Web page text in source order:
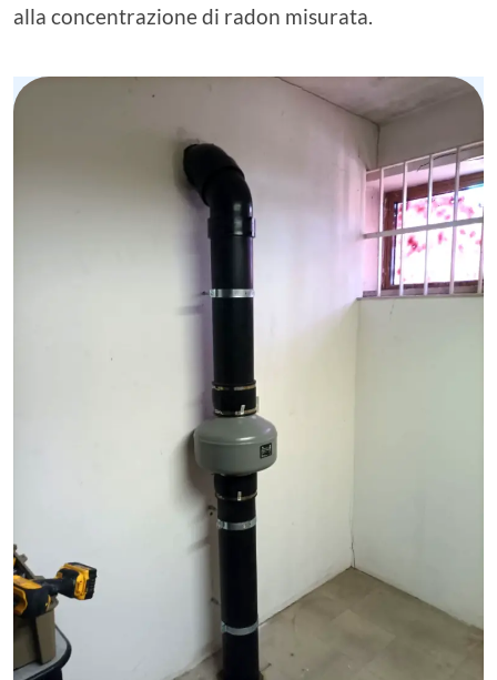
alla concentrazione di radon misurata.